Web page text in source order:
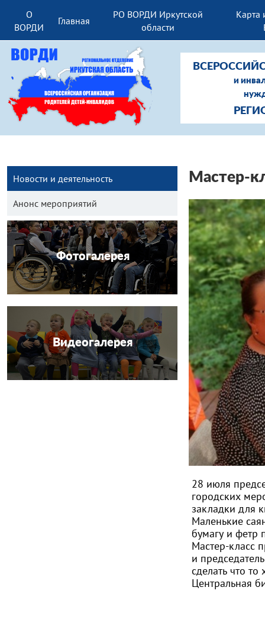
О
ВОРДИ
Главная
РО ВОРДИ Иркутской
области
Карта
и
Новости и деятельность
Анонс мероприятий
Фотогалерея
Видеогалерея
Мастер-
28 июля
городских
закладки для
Маленькие
бумагу и фетр
Мастер-класс
и
сделать что
Центральная